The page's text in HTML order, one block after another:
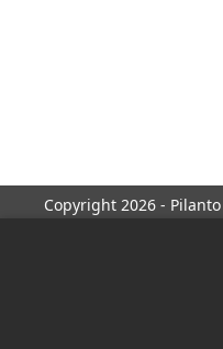
Copyright 2026 - Pilanto